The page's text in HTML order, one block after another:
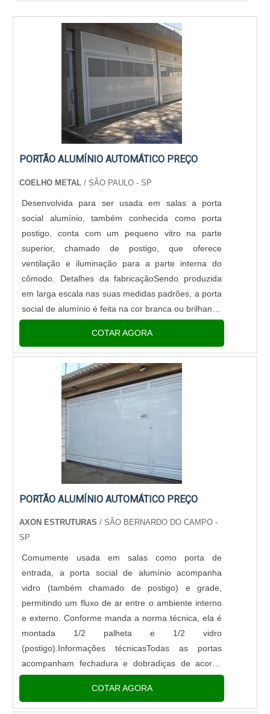
PORTÃO ALUMÍNIO AUTOMÁTICO PREÇO
COELHO METAL/ SÃO PAULO - SP
Desenvolvida para ser usada em salas a porta
social alumínio, também conhecida como porta
postigo, conta com um pequeno vitro na parte
superior, chamado de postigo, que oferece
ventilação e iluminação para a parte interna do
cômodo. Detalhes da fabricaçãoSendo produzida
em larga escala nas suas medidas padrões, a porta
social de alumínio é feita na cor branca ou brilhante.
Já acompanha vidro(canelado translúcido);
fechadura e dobradiças...
COTAR AGORA
PORTÃO ALUMÍNIO AUTOMÁTICO PREÇO
AXON ESTRUTURAS/ SÃO BERNARDO DO CAMPO -
SP
Comumente usada em salas como porta de
entrada, a porta social de alumínio acompanha
vidro (também chamado de postigo) e grade,
permitindo um fluxo de ar entre o ambiente interno
e externo. Conforme manda a norma técnica, ela é
montada 1/2 palheta e 1/2 vidro
(postigo).Informações técnicasTodas as portas
acompanham fechadura e dobradiças de acordo
com modelo e especificação:Portas brilhantes -
dobradiças e fechadura brilhante, Portas bra...
COTAR AGORA